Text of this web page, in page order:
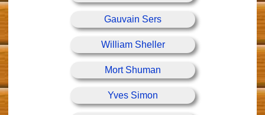
Gauvain Sers
William Sheller
Mort Shuman
Yves Simon